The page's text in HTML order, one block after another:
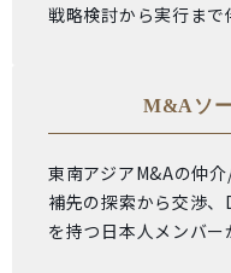
戦略検討から実行まで
M&Aソ
東南アジアM&Aの仲
補先の探索から交渉
を持つ日本人メンバー